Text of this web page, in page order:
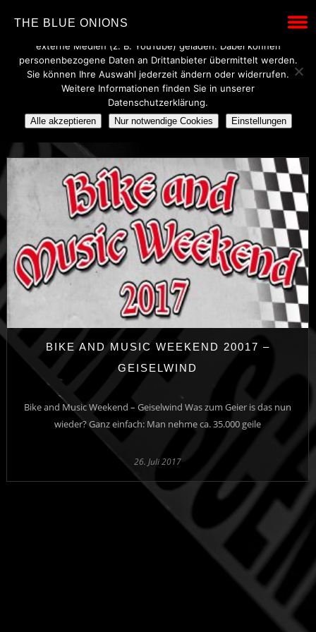
THE BLUE ONIONS
POSTS TAGGED UNDER
TRIBUTE SHOW
BIKE AND MUSIC WEEKEND 20017 –
GEISELWIND
Bike and Music Weekend – Geiselwind Was zum Geier is das nun
wieder? Ganz einfach: Man nehme ca. 35.000 geile
26. Juli 2017
Wir verwenden technisch notwendige Cookies, um den Betrieb
dieser Website sicherzustellen. Mit Ihrer Einwilligung werden
externe Medien (z. B. YouTube) geladen. Dabei können
personenbezogene Daten an Drittanbieter übermittelt werden.
Sie können Ihre Auswahl jederzeit ändern oder widerrufen.
Weitere Informationen finden Sie in unserer
Datenschutzerklärung.
Alle akzeptieren Nur notwendige Cookies Einstellungen